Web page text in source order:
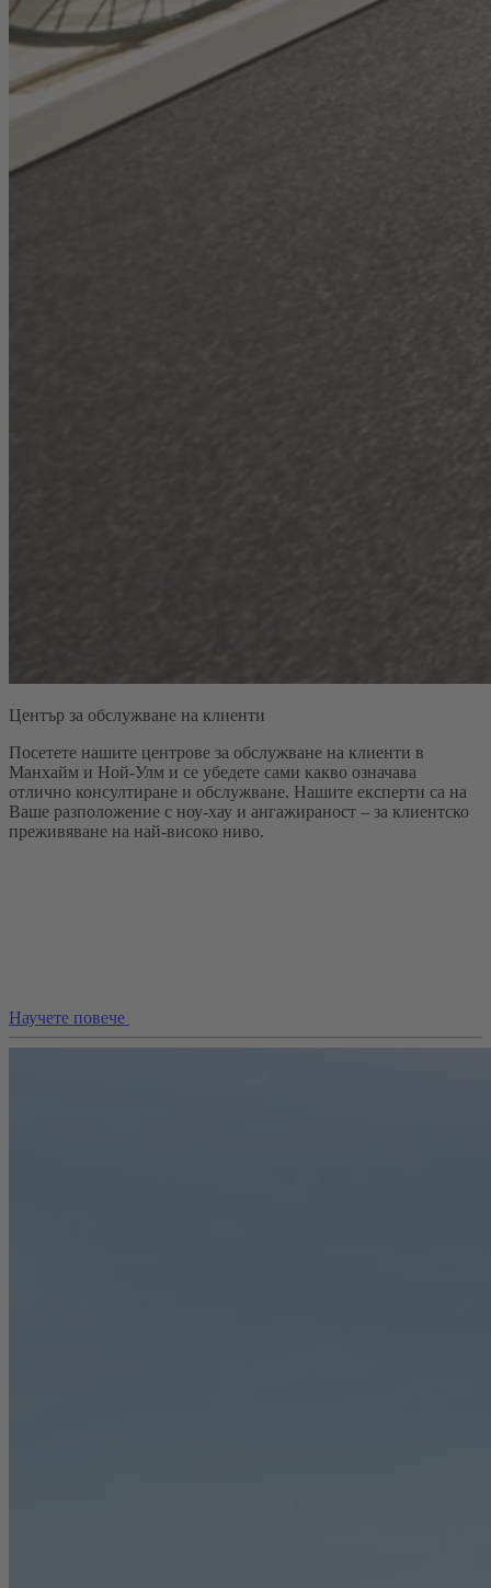
Център за обслужване на клиенти
Посетете нашите центрове за обслужване на клиенти в
Манхайм и Ной-Улм и се убедете сами какво означава
отлично консултиране и обслужване. Нашите експерти са на
Ваше разположение с ноу-хау и ангажираност – за клиентско
преживяване на най-високо ниво.
Научете повече